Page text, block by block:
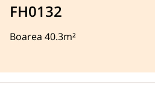
FH0132
Boarea 40.3m²